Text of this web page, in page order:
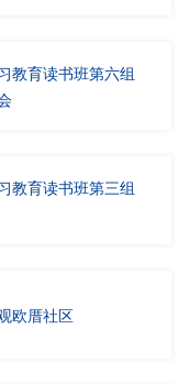
教育读书班第六组
教育读书班第三组
欧厝社区